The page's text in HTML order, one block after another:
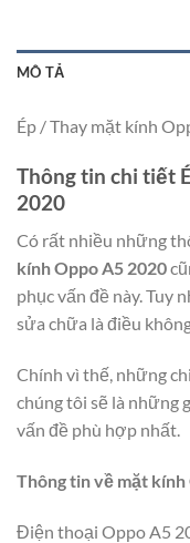
MÔ TẢ
Ép / Thay mặt kính
Thông tin chi tiết
2020
Có rất nhiều những
kính Oppo A5 2020
phục vấn đề này. Tuy
sửa chữa là điều
Chính vì thế, những
chúng tôi sẽ là những
vấn đề phù hợp nhất.
Thông tin về mặt kính
Điện thoại Oppo A5